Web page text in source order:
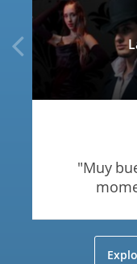
"muy buena ! deberia haber un